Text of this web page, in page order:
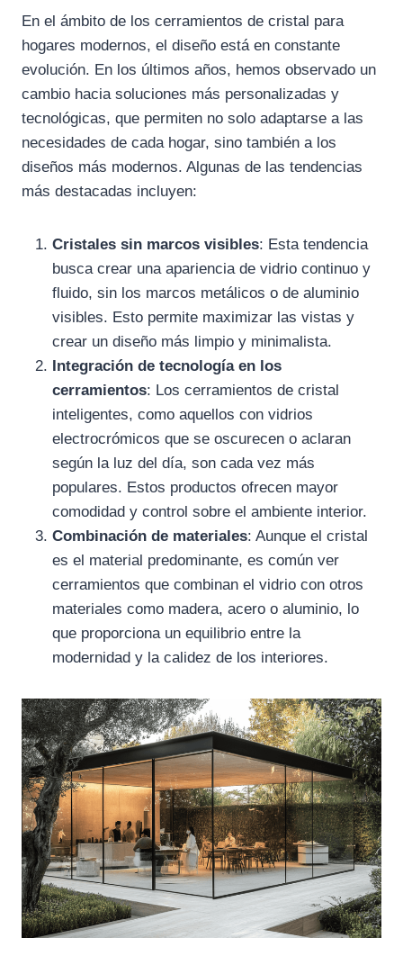
En el ámbito de los cerramientos de cristal para
hogares modernos, el diseño está en constante
evolución. En los últimos años, hemos observado un
cambio hacia soluciones más personalizadas y
tecnológicas, que permiten no solo adaptarse a las
necesidades de cada hogar, sino también a los
diseños más modernos. Algunas de las tendencias
más destacadas incluyen:
Cristales sin marcos visibles: Esta tendencia
busca crear una apariencia de vidrio continuo y
fluido, sin los marcos metálicos o de aluminio
visibles. Esto permite maximizar las vistas y
crear un diseño más limpio y minimalista.
Integración de tecnología en los
cerramientos: Los cerramientos de cristal
inteligentes, como aquellos con vidrios
electrocrómicos que se oscurecen o aclaran
según la luz del día, son cada vez más
populares. Estos productos ofrecen mayor
comodidad y control sobre el ambiente interior.
Combinación de materiales: Aunque el cristal
es el material predominante, es común ver
cerramientos que combinan el vidrio con otros
materiales como madera, acero o aluminio, lo
que proporciona un equilibrio entre la
modernidad y la calidez de los interiores.